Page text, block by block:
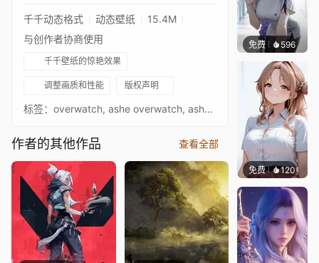
千千动态格式 动态壁纸
15.4M
与创作者协商使用
千千壁纸的惊艳效果
调整画质和性能 版权声明
标签：overwatch, ashe overwatch, ashe, ashe gameplay, overwatch pro, blizzard, overwatch gameplay, overwatch league, top 500, blizzard entertainment, grandmaster ashe, top 500 ashe, overwatch ashe, best ashe, overwatch funny moments, overwatch 2, fps, overwatch funny, ashe tips, blizzcon 2018, objective-based shooter, first-person shooter, shooter, ashe guide, overwatch ashe guide, deadlock gang, overwatch tips, heroes, overwatch new hero, surefour, surefour ashe gameplay, gameplay, multiplayer game, overwatch best, overwatch montage, sci-fi, gm ashe, replay,
作者的其他作品 查看全部
免费 596渔小小
免费 120渔小小